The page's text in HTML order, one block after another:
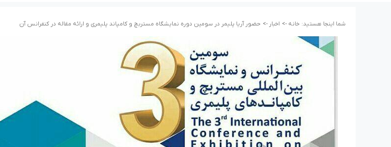
شما اینجا هستید: خانه -> اخبار -> حضور آریا پلیمر در سومین دوره نمایشگاه مستربچ و کامپاند پلیمری و ارائه مقاله در کنفرانس آن